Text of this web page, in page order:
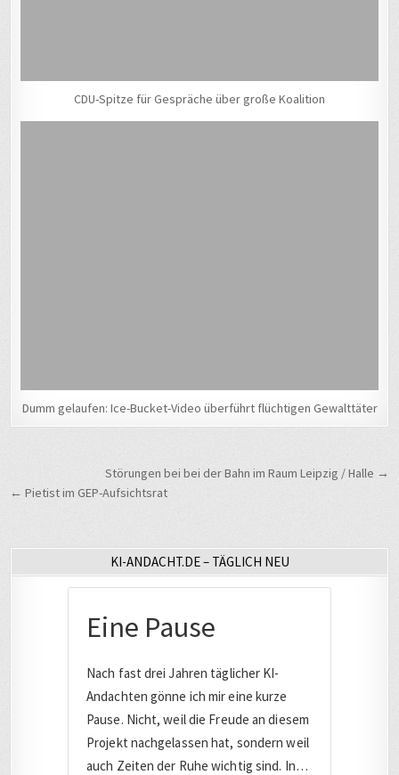
CDU-Spitze für Gespräche über große Koalition
Dumm gelaufen: Ice-Bucket-Video überführt flüchtigen Gewalttäter
Beitragsnavigation
Störungen bei bei der Bahn im Raum Leipzig / Halle →
← Pietist im GEP-Aufsichtsrat
KI-ANDACHT.DE – TÄGLICH NEU